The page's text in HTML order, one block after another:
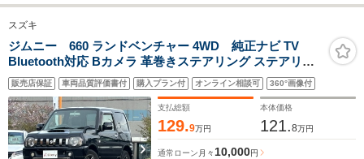
スズキ
ジムニー 660 ランドベンチャー 4WD 純正ナビ TV
Bluetooth対応 Bカメラ 革巻きステアリング ステアリン
グスイッチ 電動格納ミラー ヘッドライトレベライザー フ
ォグライト 純正アルミホイール
販売店保証 車両品質評価書付 購入プラン付 オンライン相談可 360°画像付
支払総額
129.9万円
本体価格
121.8万円
通常ローン 月々 10,000円